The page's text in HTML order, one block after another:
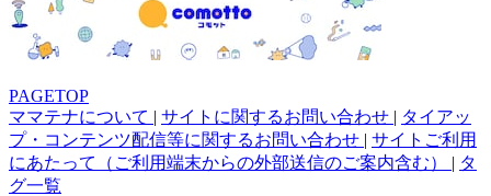
PAGETOP
ママテナについて | サイトに関するお問い合わせ | タイアッ
プ・コンテンツ配信等に関するお問い合わせ | サイトご利用
にあたって（ご利用端末からの外部送信のご案内含む） | タ
グ一覧